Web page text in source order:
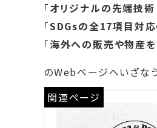
「オリジナルの先端技
「SDGsの全17項目対
「海外への販売や物産
のWebページへいざな
関連ページ